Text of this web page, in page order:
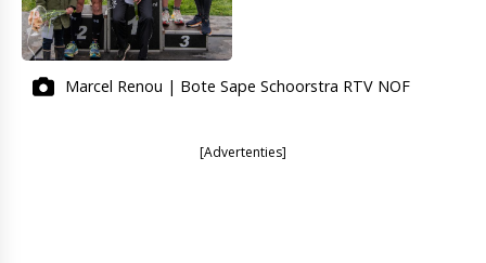
Marcel Renou | Bote Sape Schoorstra RTV NOF
[Advertenties]